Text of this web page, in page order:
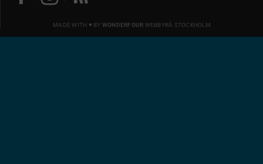
MADE WITH ♥ BY WONDERFOUR WEBBYRÅ STOCKHOLM